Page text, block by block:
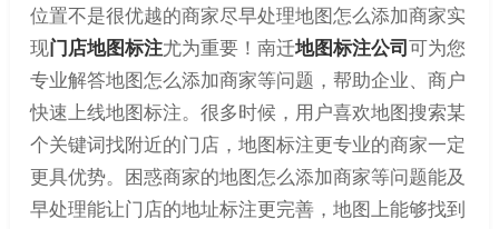
位置不是很优越的商家尽早处理地图怎么添加商家实
现门店地图标注尤为重要！南迁地图标注公司可为您
专业解答地图怎么添加商家等问题，帮助企业、商户
快速上线地图标注。很多时候，用户喜欢地图搜索某
个关键词找附近的门店，地图标注更专业的商家一定
更具优势。困惑商家的地图怎么添加商家等问题能及
早处理能让门店的地址标注更完善，地图上能够找到